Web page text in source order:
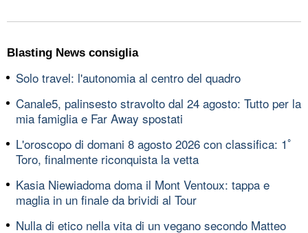
Blasting News consiglia
Solo travel: l'autonomia al centro del quadro
Canale5, palinsesto stravolto dal 24 agosto: Tutto per la
mia famiglia e Far Away spostati
L'oroscopo di domani 8 agosto 2026 con classifica: 1ﾟ
Toro, finalmente riconquista la vetta
Kasia Niewiadoma doma il Mont Ventoux: tappa e
maglia in un finale da brividi al Tour
Nulla di etico nella vita di un vegano secondo Matteo